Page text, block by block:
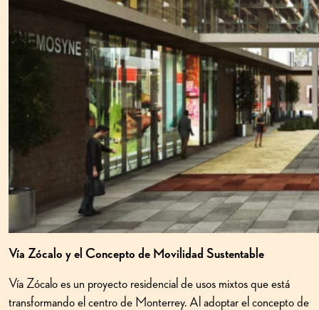
Vía Zócalo y el Concepto de Movilidad Sustentable
Vía Zócalo es un proyecto residencial de usos mixtos que está
transformando el centro de Monterrey. Al adoptar el concepto de